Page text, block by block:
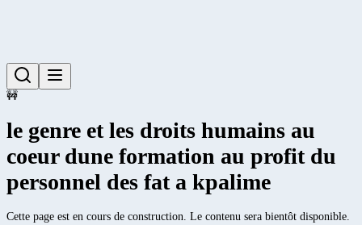
🚧
le genre et les droits humains au
coeur dune formation au profit du
personnel des fat a kpalime
Cette page est en cours de construction. Le contenu sera bientôt disponible.